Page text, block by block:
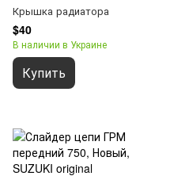
Крышка радиатора
$40
В наличии в Украине
Купить